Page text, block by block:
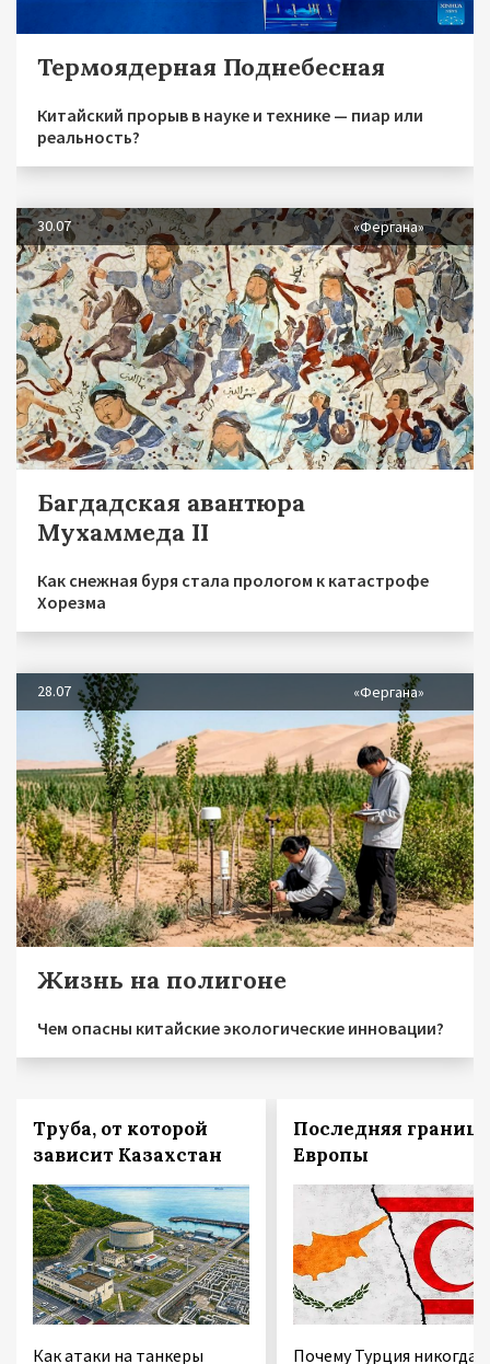
Термоядерная Поднебесная
Китайский прорыв в науке и технике — пиар или
реальность?
30.07 «Фергана»
Багдадская авантюра
Мухаммеда II
Как снежная буря стала прологом к катастрофе
Хорезма
28.07 «Фергана»
Жизнь на полигоне
Чем опасны китайские экологические инновации?
Труба, от которой
зависит Казахстан
Как атаки на танкеры
Последняя граница
Европы
Почему Турция никогда